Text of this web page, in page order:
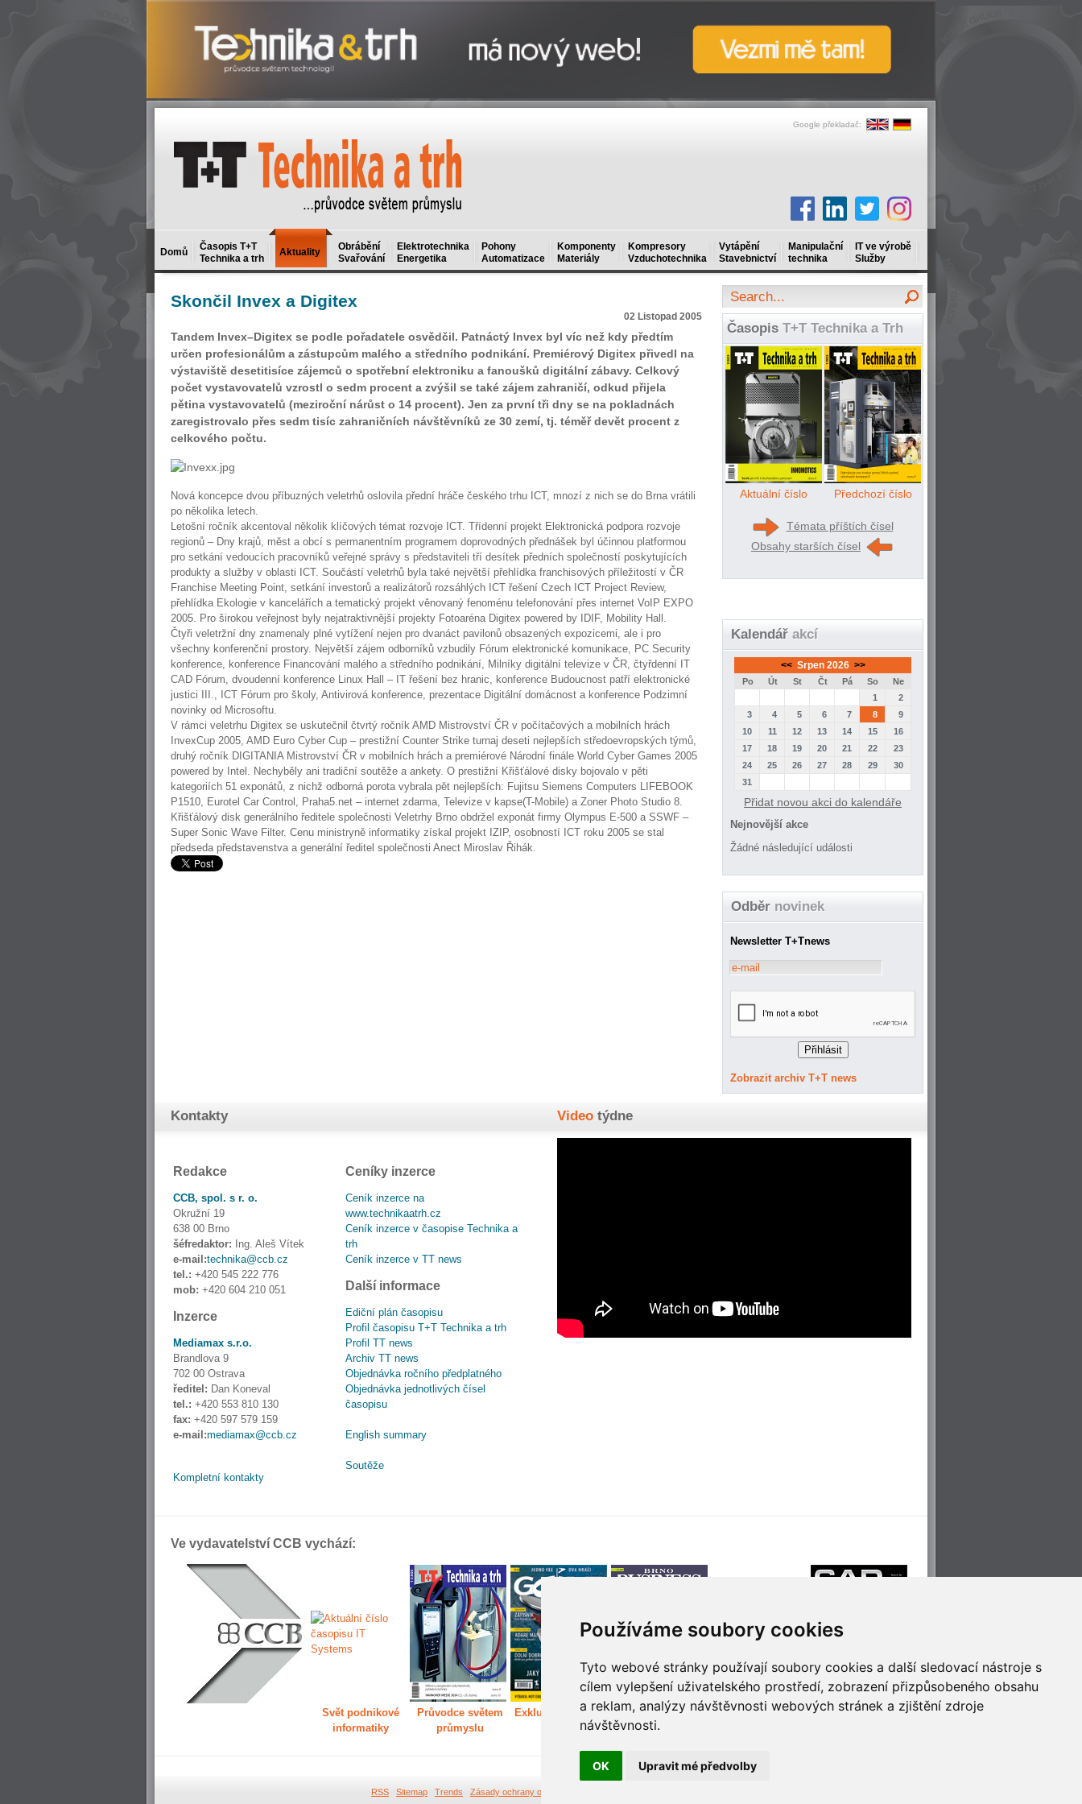
Používáme soubory cookies
Tyto webové stránky používají soubory cookies a další sledovací nástroje s
cílem vylepšení uživatelského prostředí, zobrazení přizpůsobeného obsahu
a reklam, analýzy návštěvnosti webových stránek a zjištění zdroje
návštěvnosti.
OK Upravit mé předvolby
Google překladač:
Domů
Časopis T+T
Technika a trh
Aktuality
Obrábění
Svařování
Elektrotechnika
Energetika
Pohony
Automatizace
Komponenty
Materiály
Kompresory
Vzduchotechnika
Vytápění
Stavebnictví
Manipulační
technika
IT ve výrobě
Služby
Skončil Invex a Digitex
02 Listopad 2005
Tandem Invex–Digitex se podle pořadatele osvědčil. Patnáctý Invex byl víc než kdy předtím
určen profesionálům a zástupcům malého a středního podnikání. Premiérový Digitex přivedl na
výstaviště desetitisíce zájemců o spotřební elektroniku a fanoušků digitální zábavy. Celkový
počet vystavovatelů vzrostl o sedm procent a zvýšil se také zájem zahraničí, odkud přijela
pětina vystavovatelů (meziroční nárůst o 14 procent). Jen za první tři dny se na pokladnách
zaregistrovalo přes sedm tisíc zahraničních návštěvníků ze 30 zemí, tj. téměř devět procent z
celkového počtu.
Nová koncepce dvou příbuzných veletrhů oslovila přední hráče českého trhu ICT, mnozí z nich se do Brna vrátili
po několika letech.
Letošní ročník akcentoval několik klíčových témat rozvoje ICT. Třídenní projekt Elektronická podpora rozvoje
regionů – Dny krajů, měst a obcí s permanentním programem doprovodných přednášek byl účinnou platformou
pro setkání vedoucích pracovníků veřejné správy s představiteli tří desítek předních společností poskytujících
produkty a služby v oblasti ICT. Součástí veletrhů byla také největší přehlídka franchisových příležitostí v ČR
Franchise Meeting Point, setkání investorů a realizátorů rozsáhlých ICT řešení Czech ICT Project Review,
přehlídka Ekologie v kancelářích a tematický projekt věnovaný fenoménu telefonování přes internet VoIP EXPO
2005. Pro širokou veřejnost byly nejatraktivnější projekty Fotoaréna Digitex powered by IDIF, Mobility Hall.
Čtyři veletržní dny znamenaly plné vytížení nejen pro dvanáct pavilonů obsazených expozicemi, ale i pro
všechny konferenční prostory. Největší zájem odborníků vzbudily Fórum elektronické komunikace, PC Security
konference, konference Financování malého a středního podnikání, Milníky digitální televize v ČR, čtyřdenní IT
CAD Fórum, dvoudenní konference Linux Hall – IT řešení bez hranic, konference Budoucnost patří elektronické
justici III., ICT Fórum pro školy, Antivirová konference, prezentace Digitální domácnost a konference Podzimní
novinky od Microsoftu.
V rámci veletrhu Digitex se uskutečnil čtvrtý ročník AMD Mistrovství ČR v počítačových a mobilních hrách
InvexCup 2005, AMD Euro Cyber Cup – prestižní Counter Strike turnaj deseti nejlepších středoevropských týmů,
druhý ročník DIGITANIA Mistrovství ČR v mobilních hrách a premiérové Národní finále World Cyber Games 2005
powered by Intel. Nechyběly ani tradiční soutěže a ankety. O prestižní Křišťálové disky bojovalo v pěti
kategoriích 51 exponátů, z nichž odborná porota vybrala pět nejlepších: Fujitsu Siemens Computers LIFEBOOK
P1510, Eurotel Car Control, Praha5.net – internet zdarma, Televize v kapse(T-Mobile) a Zoner Photo Studio 8.
Křišťálový disk generálního ředitele společnosti Veletrhy Brno obdržel exponát firmy Olympus E-500 a SSWF –
Super Sonic Wave Filter. Cenu ministryně informatiky získal projekt IZIP, osobností ICT roku 2005 se stal
předseda představenstva a generální ředitel společnosti Anect Miroslav Řihák.
Časopis T+T Technika a Trh
Aktuální číslo Předchozí číslo
Témata příštích čísel
Obsahy starších čísel
Kalendář akcí
<< Srpen 2026 >>
Po Út St Čt Pá So
Ne
1
2
3
4 5 6 7 8
9
10
11 12 13 14 15
16
17
18 19 20 21 22
23
24
25 26 27 28 29
30
31
Přidat novou akci do kalendáře
Nejnovější akce
Žádné následující události
Odběr novinek
Newsletter T+Tnews
Zobrazit archiv T+T news
Kontakty
Redakce
CCB, spol. s r. o.
Okružní 19
638 00 Brno
šéfredaktor: Ing. Aleš Vítek
e-mail:technika@ccb.cz
tel.: +420 545 222 776
mob: +420 604 210 051
Inzerce
Mediamax s.r.o.
Brandlova 9
702 00 Ostrava
ředitel: Dan Koneval
tel.: +420 553 810 130
fax: +420 597 579 159
e-mail:mediamax@ccb.cz
Kompletní kontakty
Ceníky inzerce
Ceník inzerce na
www.technikaatrh.cz
Ceník inzerce v časopise Technika a
trh
Ceník inzerce v TT news
Další informace
Ediční plán časopisu
Profil časopisu T+T Technika a trh
Profil TT news
Archiv TT news
Objednávka ročního předplatného
Objednávka jednotlivých čísel
časopisu
English summary
Soutěže
Video týdne
Ve vydavatelství CCB vychází:
Svět podnikové
informatiky
Průvodce světem
průmyslu
Exkluzivně světem
Děláme Brno větší Příjemné cestování
Technologie pro
RSS Sitemap Trends Zásady ochrany osobních údajů